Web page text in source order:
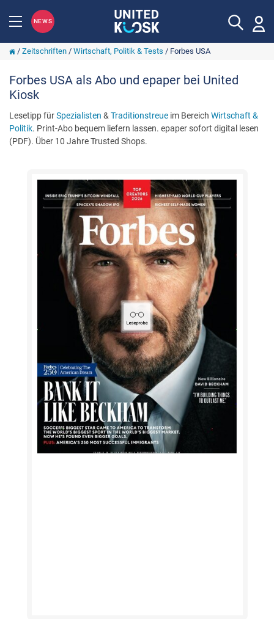
NEWS
/ Zeitschriften/ Wirtschaft, Politik & Tests / Forbes USA
Forbes USA als Abo und epaper bei United
Kiosk
Lesetipp fürSpezialisten & Traditionstreue im Bereich Wirtschaft &
Politik. Print-Abo bequem liefern lassen. epaper sofort digital lesen
(PDF). Über 10 Jahre Trusted Shops.